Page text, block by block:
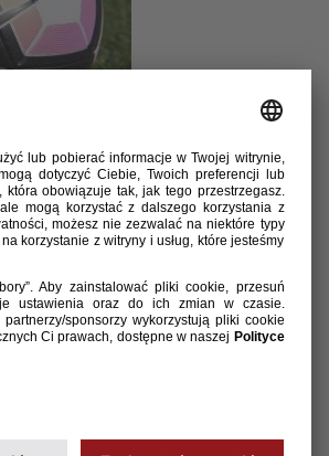
kobieca
Marcina
dopiero
nie
a na otwarcie